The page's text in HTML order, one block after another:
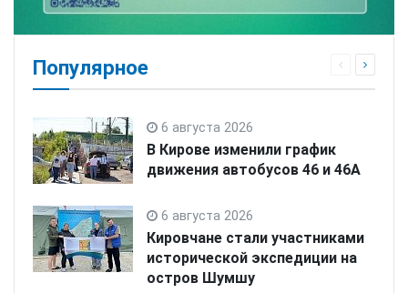
Популярное
6 августа 2026
В Кирове изменили график
движения автобусов 46 и 46А
6 августа 2026
Кировчане стали участниками
исторической экспедиции на
остров Шумшу